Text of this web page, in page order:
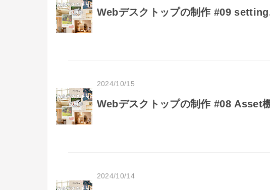
Webデスクトップの制作 #09
2024/10/15
Webデスクトップの制作 #08 Asset
2024/10/14